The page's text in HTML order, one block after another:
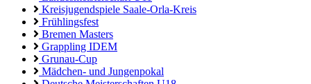
Kreisjugendspiele Saale-Orla-Kreis
Frühlingsfest
Bremen Masters
Grappling IDEM
Grunau-Cup
Mädchen- und Jungenpokal